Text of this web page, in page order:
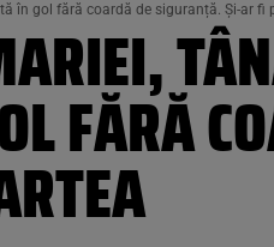
în gol fără coardă de siguranță. Și-ar fi
FĂRĂ